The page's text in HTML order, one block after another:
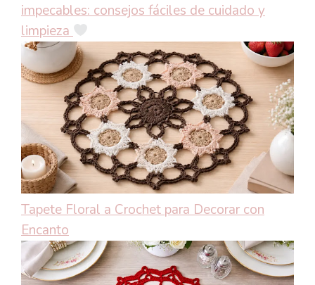
impecables: consejos fáciles de cuidado y
limpieza
Tapete Floral a Crochet para Decorar con
Encanto